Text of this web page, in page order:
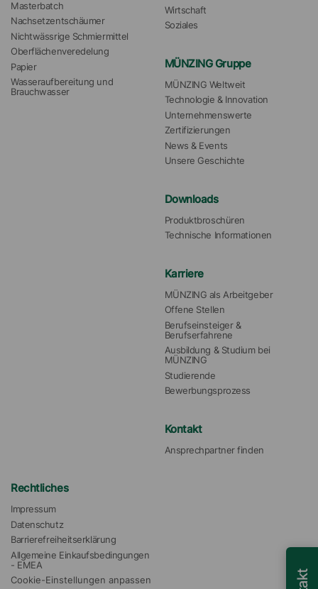
Masterbatch
Nachsetzentschäumer
Nichtwässrige Schmiermittel
Oberflächenveredelung
Papier
Wasseraufbereitung und
Brauchwasser
Wirtschaft
Soziales
MÜNZING Gruppe
MÜNZING Weltweit
Technologie & Innovation
Unternehmenswerte
Zertifizierungen
News & Events
Unsere Geschichte
Downloads
Produktbroschüren
Technische Informationen
Karriere
MÜNZING als Arbeitgeber
Offene Stellen
Berufseinsteiger &
Berufserfahrene
Ausbildung & Studium bei
MÜNZING
Studierende
Bewerbungsprozess
Kontakt
Ansprechpartner finden
Rechtliches
Impressum
Datenschutz
Barrierefreiheitserklärung
Allgemeine Einkaufsbedingungen
- EMEA
Cookie-Einstellungen anpassen